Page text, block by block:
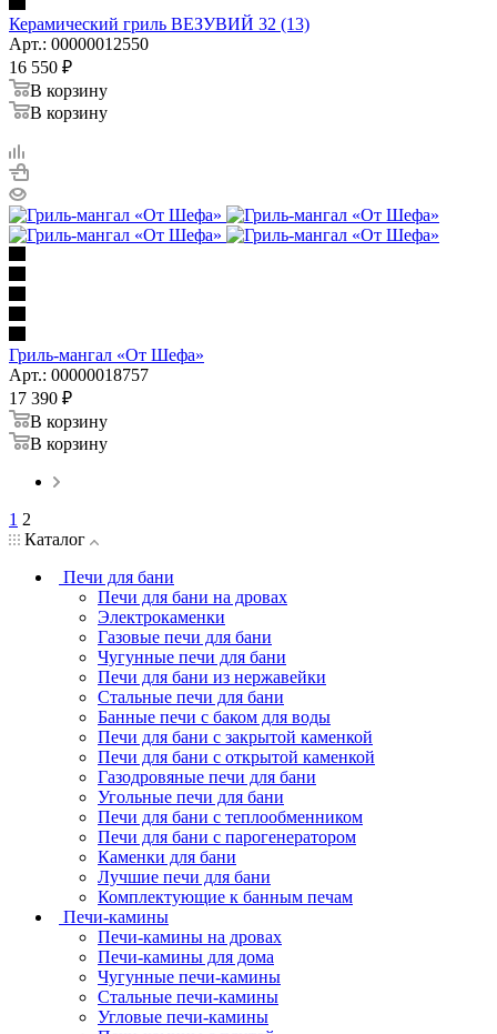
Керамический гриль ВЕЗУВИЙ 32 (13)
Арт.: 00000012550
16 550 ₽
В корзину
В корзину
Гриль-мангал «От Шефа»
Арт.: 00000018757
17 390 ₽
В корзину
В корзину
1 2
Каталог
Печи для бани
Печи для бани на дровах
Электрокаменки
Газовые печи для бани
Чугунные печи для бани
Печи для бани из нержавейки
Стальные печи для бани
Банные печи с баком для воды
Печи для бани с закрытой каменкой
Печи для бани с открытой каменкой
Газодровяные печи для бани
Угольные печи для бани
Печи для бани с теплообменником
Печи для бани с парогенератором
Каменки для бани
Лучшие печи для бани
Комплектующие к банным печам
Печи-камины
Печи-камины на дровах
Печи-камины для дома
Чугунные печи-камины
Стальные печи-камины
Угловые печи-камины